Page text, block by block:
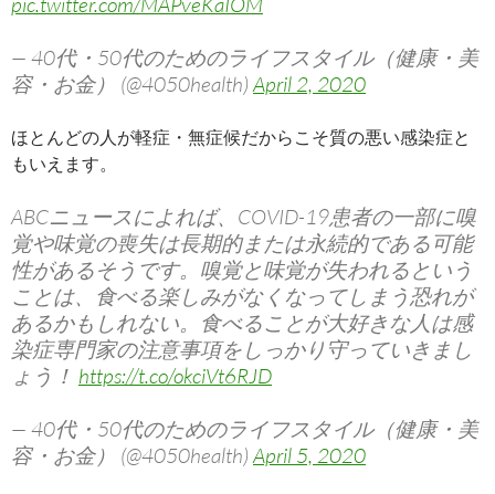
— 40代・50代のためのライフスタイル（健康・美
容・お金） (@4050health)April 2, 2020
ほとんどの人が軽症・無症候だからこそ質の悪い感染症と
もいえます。
ABCニュースによれば、COVID-19患者の一部に嗅
覚や味覚の喪失は長期的または永続的である可能
性があるそうです。嗅覚と味覚が失われるという
ことは、食べる楽しみがなくなってしまう恐れが
あるかもしれない。食べることが大好きな人は感
染症専門家の注意事項をしっかり守っていきまし
ょう！ https://t.co/okciVt6RJD
— 40代・50代のためのライフスタイル（健康・美
容・お金） (@4050health)April 5, 2020